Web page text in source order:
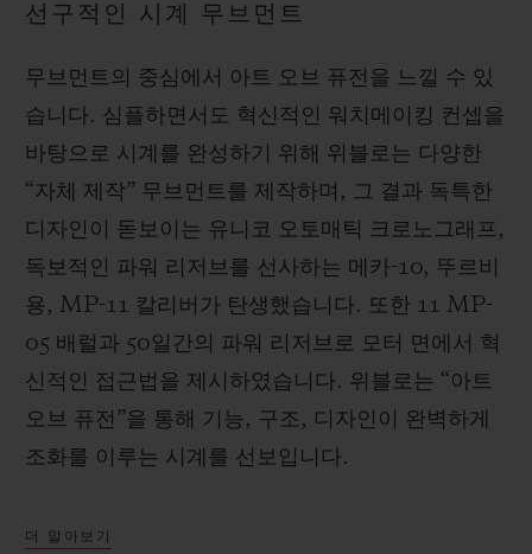
선구적인 시계 무브먼트
무브먼트의 중심에서 아트 오브 퓨전을 느낄 수 있
습니다. 심플하면서도 혁신적인 워치메이킹 컨셉을
바탕으로 시계를 완성하기 위해 위블로는 다양한
“자체 제작” 무브먼트를 제작하며, 그 결과 독특한
디자인이 돋보이는 유니코 오토매틱 크로노그래프,
독보적인 파워 리저브를 선사하는 메카-10, 뚜르비
용, MP-11 칼리버가 탄생했습니다. 또한 11 MP-
05 배럴과 50일간의 파워 리저브로 모터 면에서 혁
신적인 접근법을 제시하였습니다. 위블로는 “아트
오브 퓨전”을 통해 기능, 구조, 디자인이 완벽하게
조화를 이루는 시계를 선보입니다.
더 알아보기